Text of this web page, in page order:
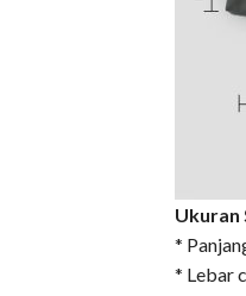
Ukuran
*
* Lebar